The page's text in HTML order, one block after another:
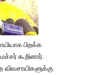
பிறக்க
கூறினார்.
விவசாயிகளுக்கு